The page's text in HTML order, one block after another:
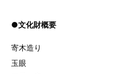
●文化財概要
寄木造り
玉眼